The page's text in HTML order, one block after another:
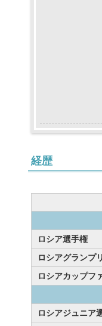
経歴
ロシア選手権
ロシアグランプ
ロシアカップフ
ロシアジュニア